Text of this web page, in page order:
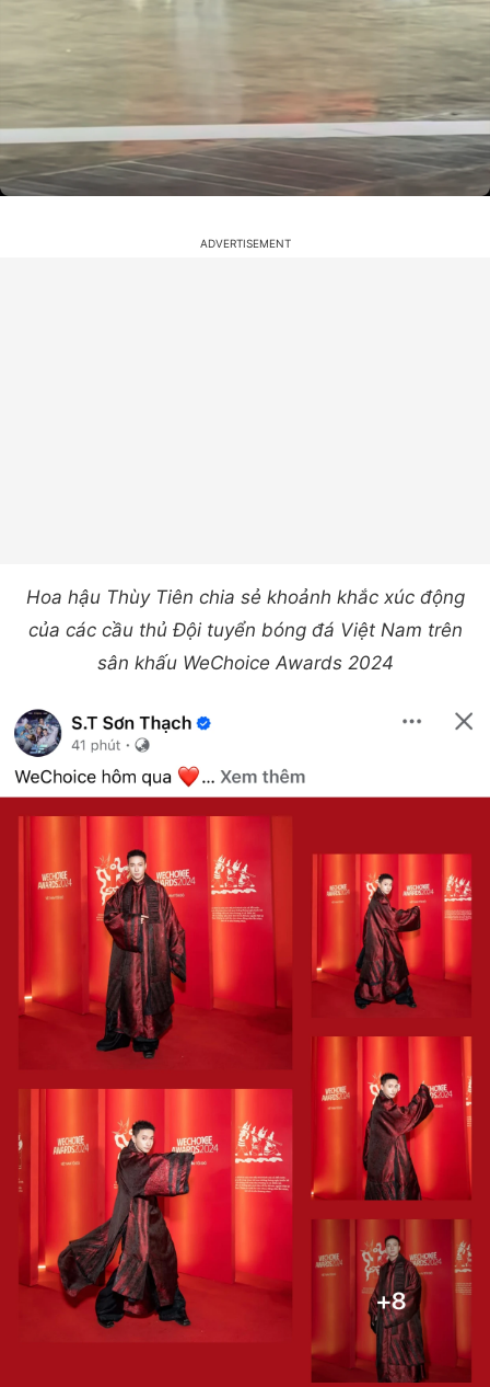
Hoa hậu Thùy Tiên chia sẻ khoảnh khắc xúc động
của các cầu thủ Đội tuyển bóng đá Việt Nam trên
sân khấu WeChoice Awards 2024